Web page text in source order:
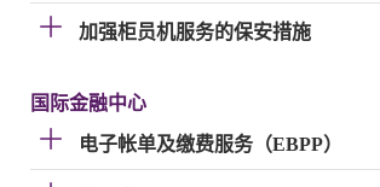
加强柜员机服务的保安措施
国际金融中心
电子帐单及缴费服务（EBPP）